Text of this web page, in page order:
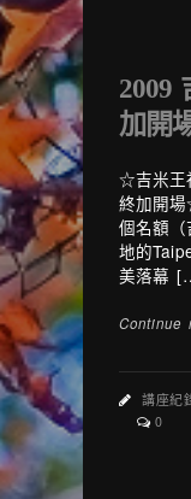
2009
加開
☆吉米王
終加開
個名額
地的
美落幕
Continue
講座紀
0